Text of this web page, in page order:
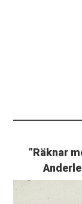
”Räknar